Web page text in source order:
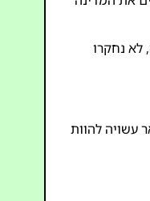
לא נחקרו
עשויה להוות